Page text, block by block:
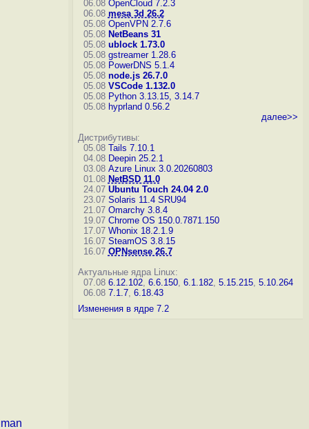
06.08 OpenCloud 7.2.3
06.08 mesa 3d 26.2
05.08 OpenVPN 2.7.6
05.08 NetBeans 31
05.08 ublock 1.73.0
05.08 gstreamer 1.28.6
05.08 PowerDNS 5.1.4
05.08 node.js 26.7.0
05.08 VSCode 1.132.0
05.08 Python 3.13.15, 3.14.7
05.08 hyprland 0.56.2
далее>>
Дистрибутивы:
05.08 Tails 7.10.1
04.08 Deepin 25.2.1
03.08 Azure Linux 3.0.20260803
01.08 NetBSD 11.0
24.07 Ubuntu Touch 24.04 2.0
23.07 Solaris 11.4 SRU94
21.07 Omarchy 3.8.4
19.07 Chrome OS 150.0.7871.150
17.07 Whonix 18.2.1.9
16.07 SteamOS 3.8.15
16.07 OPNsense 26.7
Актуальные ядра Linux:
07.08 6.12.102, 6.6.150, 6.1.182, 5.15.215, 5.10.264
06.08 7.1.7, 6.18.43
Изменения в ядре 7.2